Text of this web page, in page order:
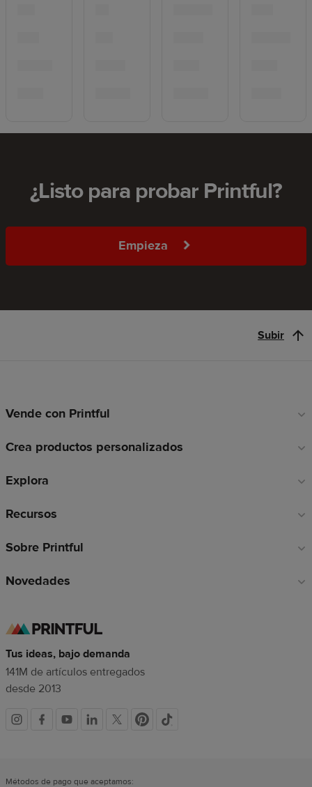
¿Listo para probar Printful?
Empieza
Subir
Enlaces
pie
página
Vende con Printful
Crea productos personalizados
Explora
Recursos
Sobre Printful
Novedades
Tus ideas, bajo demanda
141M de artículos entregados
desde 2013
Redes
Métodos de pago que aceptamos: